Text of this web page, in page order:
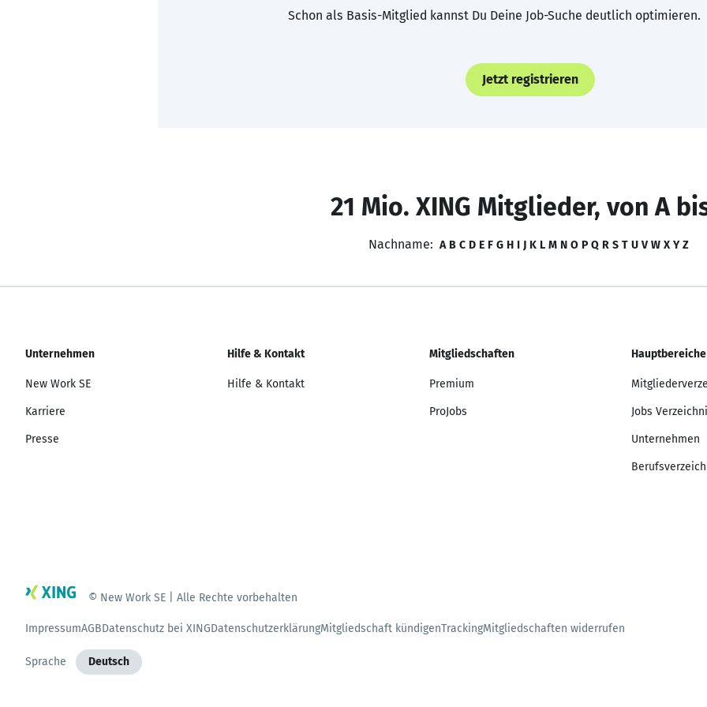
Schon als Basis-Mitglied kannst Du Deine Job-Suche deutlich optimieren.
Jetzt registrieren
21 Mio. XING Mitglieder, von A
Nachname: A B C D E F G H I J K L M N O P Q R S T U V W X Y Z
Unternehmen
New Work SE
Karriere
Presse
Hilfe & Kontakt
Hilfe & Kontakt
Mitgliedschaften
Premium
ProJobs
Hauptbereiche
Jobs
Unternehmen
© New Work SE | Alle Rechte vorbehalten
ImpressumAGBDatenschutz bei XINGDatenschutzerklärungMitgliedschaft kündigenTrackingMitgliedschaften widerrufen
Sprache Deutsch